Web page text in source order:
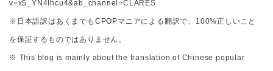
v=x5_YN4Ihcu4&ab_channel=CLARES
※ 日本語訳はあくまでも CPOPマニアによる翻訳で、 100%正しいこと
を保証するものではありません。
※ This blog is mainly about the translation of Chinese popular